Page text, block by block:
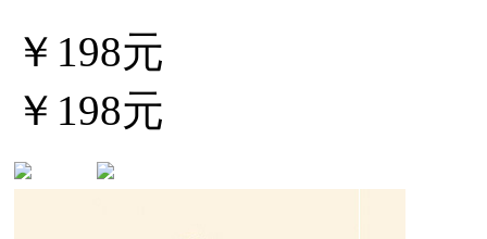
￥198元
￥198元